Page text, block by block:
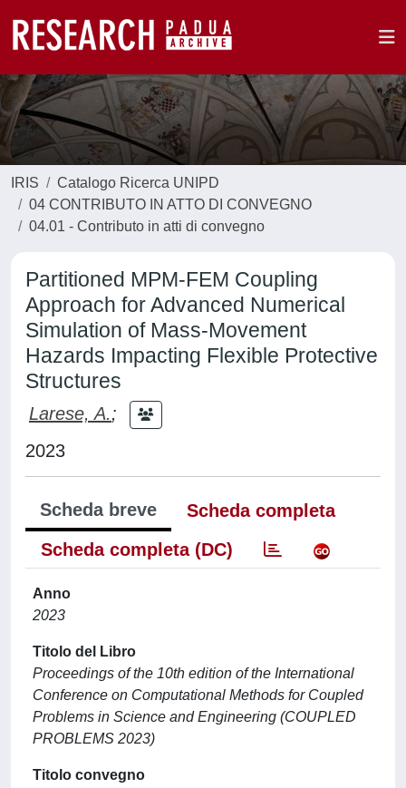
IRIS
Catalogo Ricerca UNIPD
04 CONTRIBUTO IN ATTO DI CONVEGNO
04.01 - Contributo in atti di convegno
Partitioned MPM-FEM Coupling
Approach for Advanced Numerical
Simulation of Mass-Movement
Hazards Impacting Flexible Protective
Structures
Larese, A.;
2023
Scheda breve
Scheda completa
Scheda completa (DC)
Anno
2023
Titolo del Libro
Proceedings of the 10th edition of the International
Conference on Computational Methods for Coupled
Problems in Science and Engineering (COUPLED
PROBLEMS 2023)
Titolo convegno